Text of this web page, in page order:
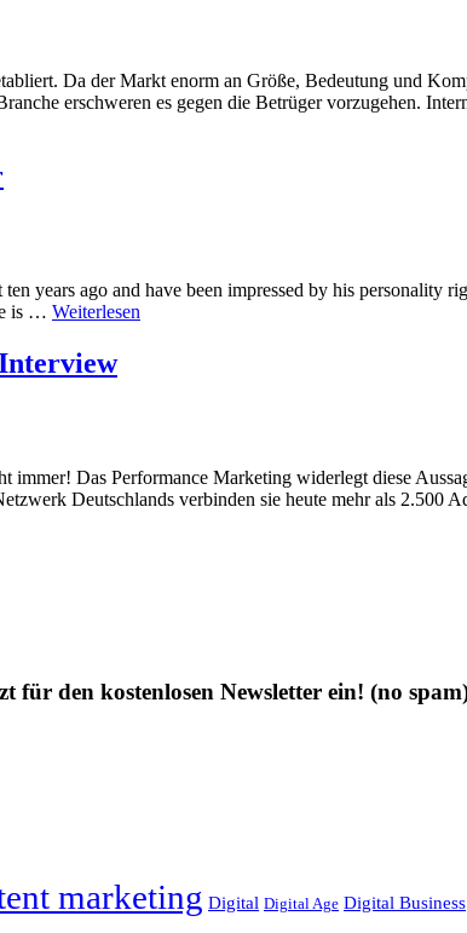
Da der Markt enorm an Größe, Bedeutung und
erschweren es gegen die Betrüger vorzugehen.
years ago and have been impressed by his personality
is … Weiterlesen
Das Performance Marketing widerlegt diese
Deutschlands verbinden sie heute mehr als 2.500
für den kostenlosen Newsletter ein! (no
marketing Digital Digital Age Digital Business